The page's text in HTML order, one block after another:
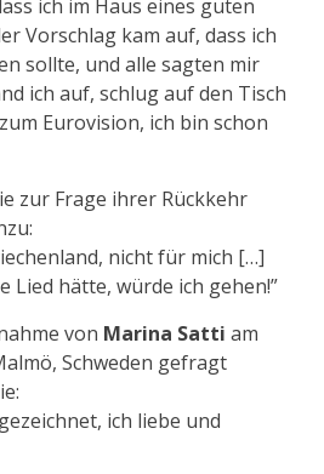
ich im Haus eines guten
Vorschlag kam auf, dass ich
sollte, und alle sagten mir
ich auf, schlug auf den Tisch
Eurovision, ich bin schon
zur Frage ihrer Rückkehr
nicht für mich […]
Lied hätte, würde ich gehen!”
von Marina Satti am
Schweden gefragt
ich liebe und